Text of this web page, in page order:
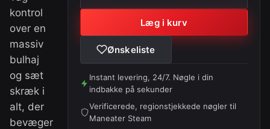
kontrol
over en
massiv
bulhaj
og sæt
skræk i
alt, der
bevæger
Læg i kurv
Ønskeliste
Instant levering, 24/7. Nøgle i din
indbakke på sekunder
Verificerede, regionstjekkede nøgler til
Maneater Steam